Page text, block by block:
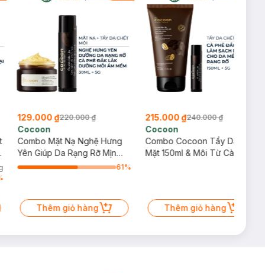
129.000 ₫220.000 ₫
Cocoon
Combo Mặt Nạ Nghệ Hưng
Yên Giúp Da Rạng Rỡ Mịn
Màng 30ml + Tẩy Da Chết61%
Thêm giỏ hàng
215.000 ₫240.000 ₫
Cocoon
Combo Cocoon Tẩy Da Chết
Mặt 150ml & Môi Từ Cà Phê
Thêm giỏ hàng